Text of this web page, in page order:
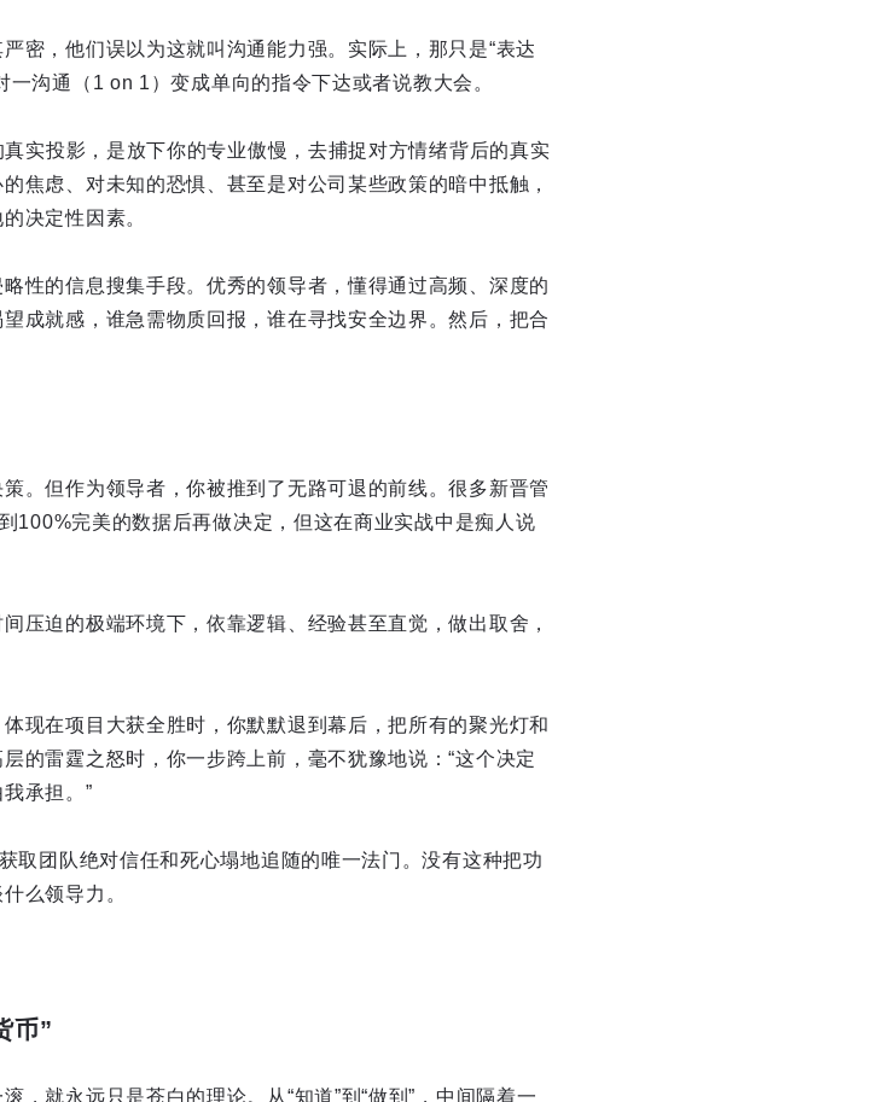
密，他们误以为这就叫沟通能力强。实际上，那只是“表达
沟通（1 on 1）变成单向的指令下达或者说教大会。
真实投影，是放下你的专业傲慢，去捕捉对方情绪背后的真实
焦虑、对未知的恐惧、甚至是对公司某些政策的暗中抵触，
决定性因素。
性的信息搜集手段。优秀的领导者，懂得通过高频、深度的
成就感，谁急需物质回报，谁在寻找安全边界。然后，把合
。但作为领导者，你被推到了无路可退的前线。很多新晋管
100%完美的数据后再做决定，但这在商业实战中是痴人说
压迫的极端环境下，依靠逻辑、经验甚至直觉，做出取舍，
现在项目大获全胜时，你默默退到幕后，把所有的聚光灯和
的雷霆之怒时，你一步跨上前，毫不犹豫地说：“这个决定
承担。”
取团队绝对信任和死心塌地追随的唯一法门。没有这种把功
么领导力。
币”
，就永远只是苍白的理论。从“知道”到“做到”，中间隔着一